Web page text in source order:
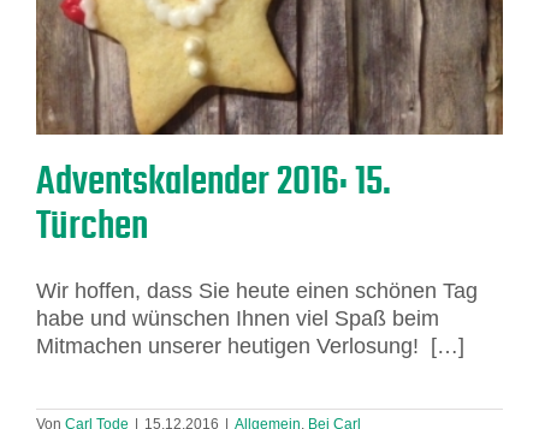
Adventskalender 2016: 15.
Türchen
Wir hoffen, dass Sie heute einen schönen Tag
habe und wünschen Ihnen viel Spaß beim
Mitmachen unserer heutigen Verlosung! […]
Von Carl Tode 15.12.2016 Allgemein, Bei Carl